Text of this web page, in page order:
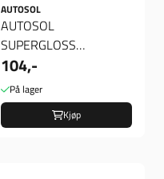
AUTOSOL
AUTOSOL
SUPERGLOSS
METALLPOLISH
104,-
På lager
Kjøp